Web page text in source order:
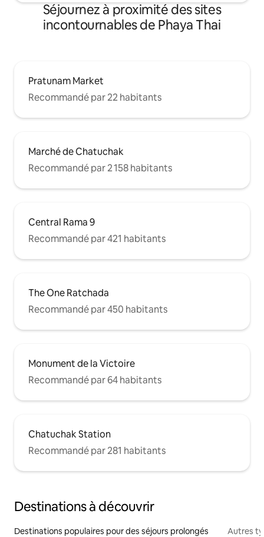
Séjournez à proximité des sites
incontournables de Phaya Thai
Pratunam Market
Recommandé par 22 habitants
Marché de Chatuchak
Recommandé par 2 158 habitants
Central Rama 9
Recommandé par 421 habitants
The One Ratchada
Recommandé par 450 habitants
Monument de la Victoire
Recommandé par 64 habitants
Chatuchak Station
Recommandé par 281 habitants
Destinations à découvrir
Destinations populaires pour des séjours prolongés Autres